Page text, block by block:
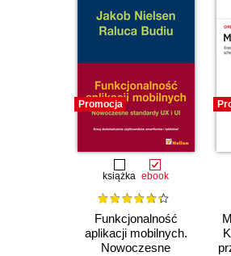
Promocja
książka ebook
Funkcjonalność
aplikacji mobilnych.
Nowoczesne